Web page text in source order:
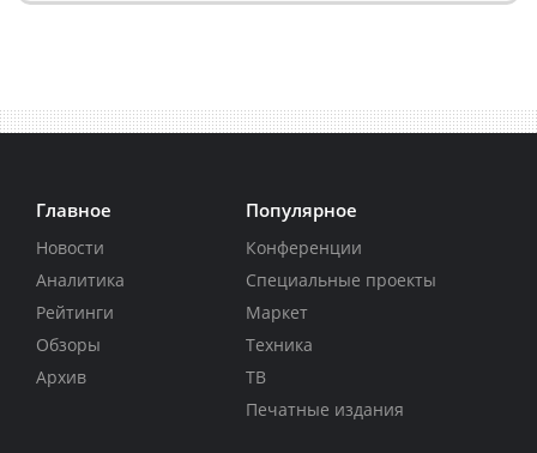
Главное
Новости
Аналитика
Рейтинги
Обзоры
Архив
Популярное
Конференции
Специальные проекты
Маркет
Техника
ТВ
Печатные издания